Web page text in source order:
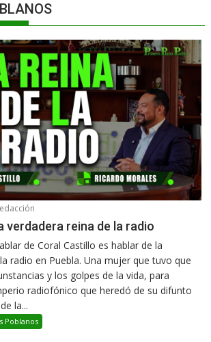
verdadera reina de la radio
de Coral Castillo es hablar de la
radio en Puebla. Una mujer que tuvo que
y los golpes de la vida, para
radiofónico que heredó de su difunto
la...
Poblanos